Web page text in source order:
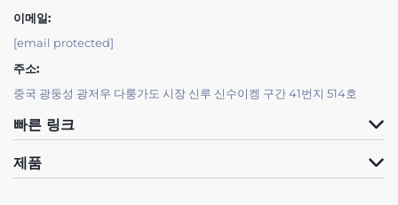
이메일:
[email protected]
주소:
중국 광둥성 광저우 다룽가도 시장 신루 신수이켕 구간 41번지 514호
빠른 링크
제품